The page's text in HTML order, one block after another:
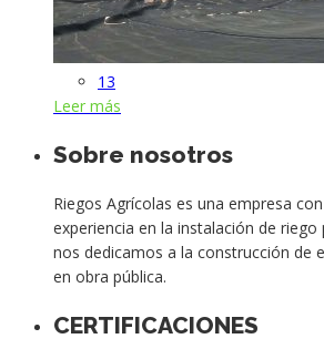
13
Leer más
Sobre nosotros
Riegos Agrícolas es una empresa
experiencia en la instalación de
nos dedicamos a la construcción de
en obra pública.
CERTIFICACIONES